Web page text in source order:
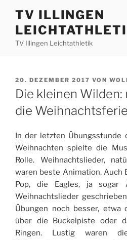
Inhalt
springen
TV ILLINGEN
TV Illingen Leichtathletik
VERÖFFENTLICHT
AM
20. DEZEMBER 2017 VON
Die kleinen Wilden:
die
In der letzten Übungsstunde
Weihnachten spielte die
Rolle. Weihnachtslieder,
waren beste Animation. Auch
Pop, die Eagles, ja sogar
Weihnachtslieder
Übungen noch besser, etwa
über die Buckelpiste oder
Ringen. Lustig waren